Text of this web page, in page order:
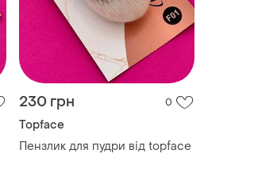
230 грн 0
Topface
Пензлик для пудри від topface